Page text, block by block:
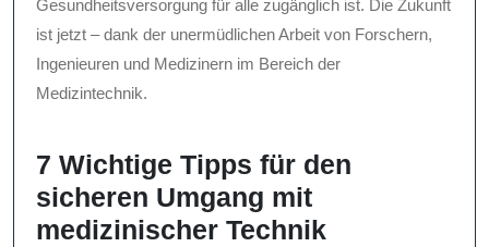
Gesundheitsversorgung für alle zugänglich ist. Die Zukunft
ist jetzt – dank der unermüdlichen Arbeit von Forschern,
Ingenieuren und Medizinern im Bereich der
Medizintechnik.
7 Wichtige Tipps für den
sicheren Umgang mit
medizinischer Technik